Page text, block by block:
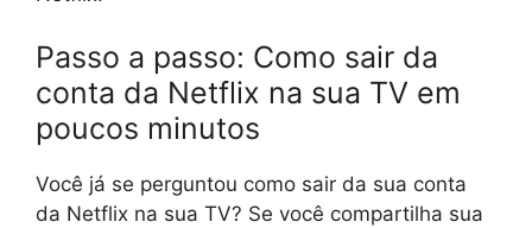
Passo a passo: Como sair da
conta da Netflix na sua TV em
poucos minutos
Você já se perguntou como sair da sua conta
da Netflix na sua TV? Se você compartilha sua